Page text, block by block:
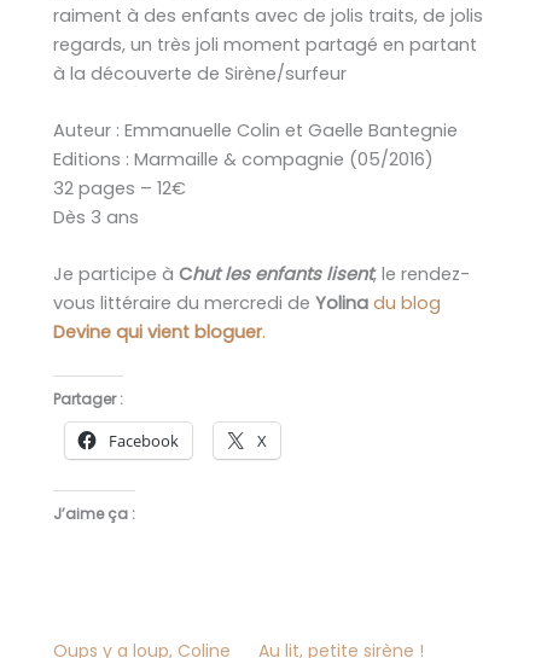
raiment à des enfants avec de jolis traits, de jolis
regards, un très joli moment partagé en partant
à la découverte de Sirène/surfeur
Auteur : Emmanuelle Colin et Gaelle Bantegnie
Editions : Marmaille & compagnie (05/2016)
32 pages – 12€
Dès 3 ans
Je participe à Chut les enfants lisent, le rendez-
vous littéraire du mercredi de Yolina du blog
Devine qui vient bloguer.
Partager :
Facebook X
J’aime ça :
Oups y a loup, Coline Au lit, petite sirène !